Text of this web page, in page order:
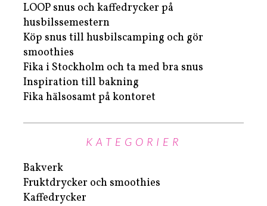
LOOP snus och kaffedrycker på
husbilssemestern
Köp snus till husbilscamping och gör
smoothies
Fika i Stockholm och ta med bra snus
Inspiration till bakning
Fika hälsosamt på kontoret
KATEGORIER
Bakverk
Fruktdrycker och smoothies
Kaffedrycker